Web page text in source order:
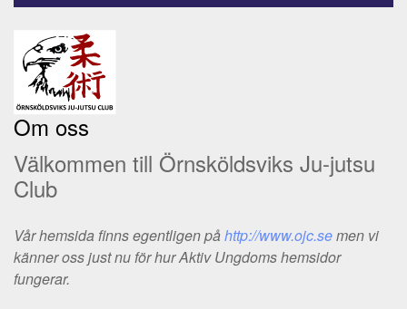
Om oss
Välkommen till Örnsköldsviks Ju-jutsu
Club
Vår hemsida finns egentligen påhttp://www.ojc.semen vi
känner oss just nu för hur Aktiv Ungdoms hemsidor
fungerar.